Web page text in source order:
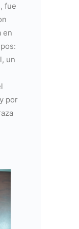
fue
en
un
por